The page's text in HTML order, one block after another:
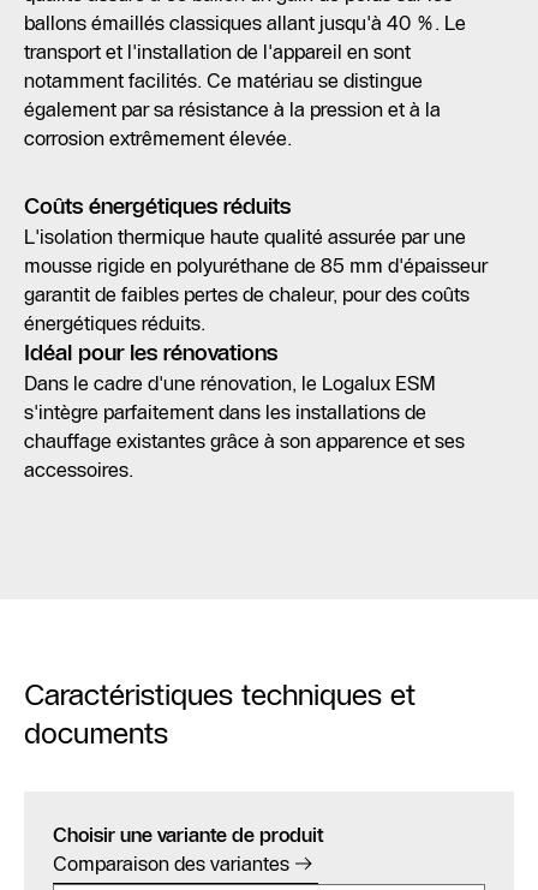
ballons émaillés classiques allant jusqu'à 40 %. Le
transport et l'installation de l'appareil en sont
notamment facilités. Ce matériau se distingue
également par sa résistance à la pression et à la
corrosion extrêmement élevée.
Coûts énergétiques réduits
L'isolation thermique haute qualité assurée par une
mousse rigide en polyuréthane de 85 mm d'épaisseur
garantit de faibles pertes de chaleur, pour des coûts
énergétiques réduits.
Idéal pour les rénovations
Dans le cadre d'une rénovation, le Logalux ESM
s'intègre parfaitement dans les installations de
chauffage existantes grâce à son apparence et ses
accessoires.
Caractéristiques techniques et
documents
Choisir une variante de produit
Comparaison des variantes